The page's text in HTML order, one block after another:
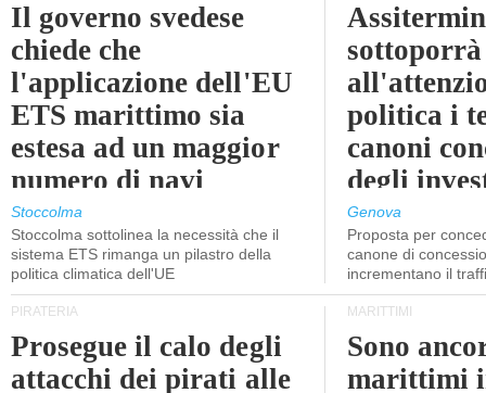
Il governo svedese
chiede che
l'applicazione dell'EU
ETS marittimo sia
estesa ad un maggior
numero di navi
Stoccolma
Stoccolma sottolinea la necessità che il
sistema ETS rimanga un pilastro della
politica climatica dell'UE
sottoporrà
politica i
canoni
degli
Genova
Proposta per
canone di
incrementano il
PIRATERIA
Prosegue il calo degli
attacchi dei pirati alle
MARITTIMI
Sono
marittimi